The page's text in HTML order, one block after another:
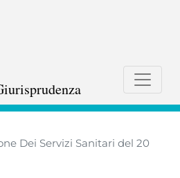
Dei Servizi Sanitari del 20